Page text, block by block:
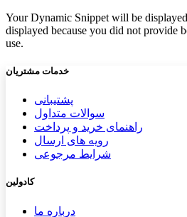
Your Dynamic Snippet will be
displayed because you did not provide
use.
خدمات مشتریان
پشتیب​​انی
سوالات متداول
راهنمای خرید و پرداخت
رویه های ارسال
شرایط مرجوعی
کادولین
درباره ما